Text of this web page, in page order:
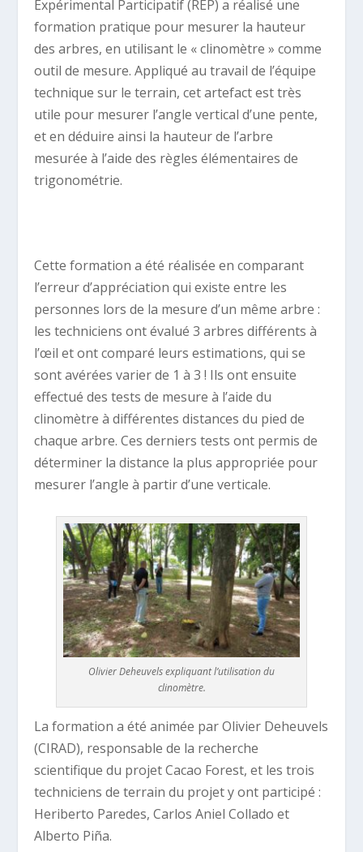
Expérimental Participatif (REP) a réalisé une
formation pratique pour mesurer la hauteur
des arbres, en utilisant le « clinomètre » comme
outil de mesure. Appliqué au travail de l’équipe
technique sur le terrain, cet artefact est très
utile pour mesurer l’angle vertical d’une pente,
et en déduire ainsi la hauteur de l’arbre
mesurée à l’aide des règles élémentaires de
trigonométrie.
Cette formation a été réalisée en comparant
l’erreur d’appréciation qui existe entre les
personnes lors de la mesure d’un même arbre :
les techniciens ont évalué 3 arbres différents à
l’œil et ont comparé leurs estimations, qui se
sont avérées varier de 1 à 3 ! Ils ont ensuite
effectué des tests de mesure à l’aide du
clinomètre à différentes distances du pied de
chaque arbre. Ces derniers tests ont permis de
déterminer la distance la plus appropriée pour
mesurer l’angle à partir d’une verticale.
Olivier Deheuvels expliquant l’utilisation du
clinomètre.
La formation a été animée par Olivier Deheuvels
(CIRAD), responsable de la recherche
scientifique du projet Cacao Forest, et les trois
techniciens de terrain du projet y ont participé :
Heriberto Paredes, Carlos Aniel Collado et
Alberto Piña.